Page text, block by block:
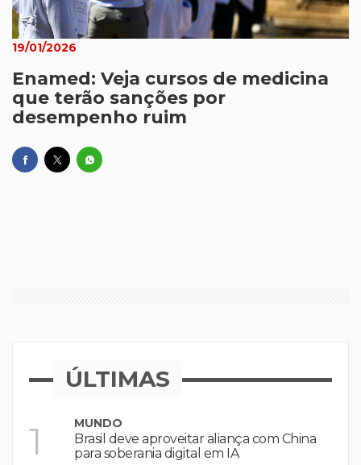
19/01/2026
Enamed: Veja cursos de medicina
que terão sanções por
desempenho ruim
ÚLTIMAS
1 MUNDO
Brasil deve aproveitar aliança com China
para soberania digital em IA